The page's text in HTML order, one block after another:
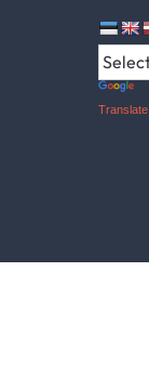
Translate